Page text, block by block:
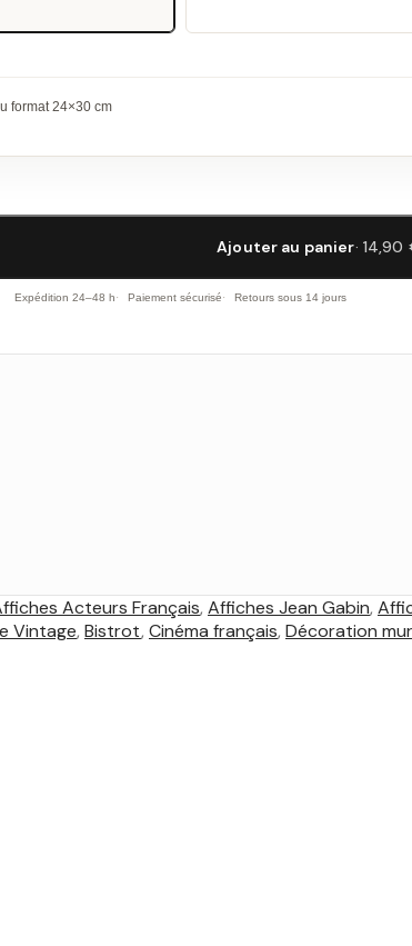
format 24×30 cm
Ajouter au panier· 14,90
Expédition 24–48 h Paiement sécurisé Retours sous 14 jours
Acteurs Français, Affiches Jean Gabin,
Vintage, Bistrot, Cinéma français, Décoration